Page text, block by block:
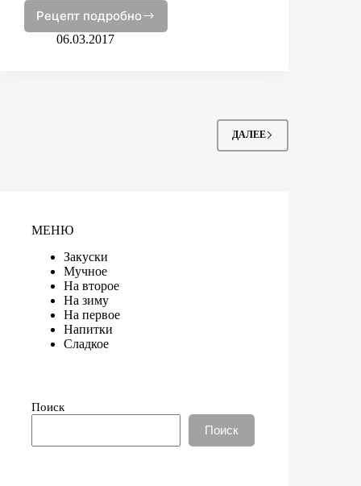
Рецепт подробно
Бигос
06.03.2017
ДАЛЕЕ
МЕНЮ
Закуски
Мучное
На второе
На зиму
На первое
Напитки
Сладкое
Поиск
Поиск